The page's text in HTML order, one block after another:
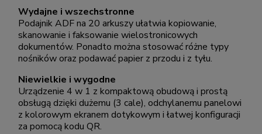
Wydajne i wszechstronne
Podajnik ADF na 20 arkuszy ułatwia kopiowanie,
skanowanie i faksowanie wielostronicowych
dokumentów. Ponadto można stosować różne typy
nośników oraz podawać papier z przodu i z tyłu.
Niewielkie i wygodne
Urządzenie 4 w 1 z kompaktową obudową i prostą
obsługą dzięki dużemu (3 cale), odchylanemu panelowi
z kolorowym ekranem dotykowym i łatwej konfiguracji
za pomocą kodu QR.